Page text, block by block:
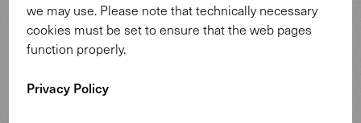
we may use. Please note that technically necessary
cookies must be set to ensure that the web pages
function properly.
Privacy Policy